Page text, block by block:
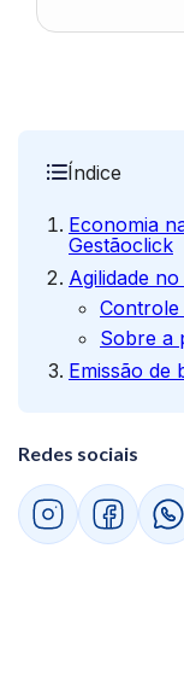
Índice
Economia
Gestãoclick
Agilidade
Sobre a
Emissão de
Redes sociais